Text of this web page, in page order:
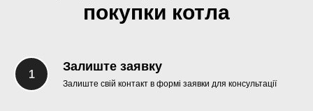
покупки котла
Залиште заявку
Залиште свій контакт в формі заявки для консультації